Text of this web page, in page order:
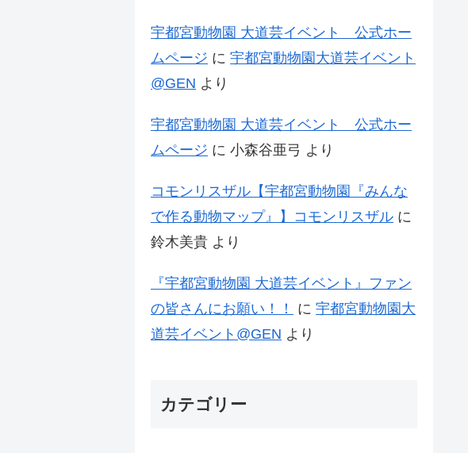
宇都宮動物園 大道芸イベント 公式ホー
ムページ に 宇都宮動物園大道芸イベント
@GEN より
宇都宮動物園 大道芸イベント 公式ホー
ムページ に 小森谷亜弓 より
コモンリスザル【宇都宮動物園『みんな
で作る動物マップ』】コモンリスザル に
鈴木美貴 より
『宇都宮動物園 大道芸イベント』ファン
の皆さんにお願い！！
に 宇都宮動物園大
道芸イベント@GEN より
カテゴリー